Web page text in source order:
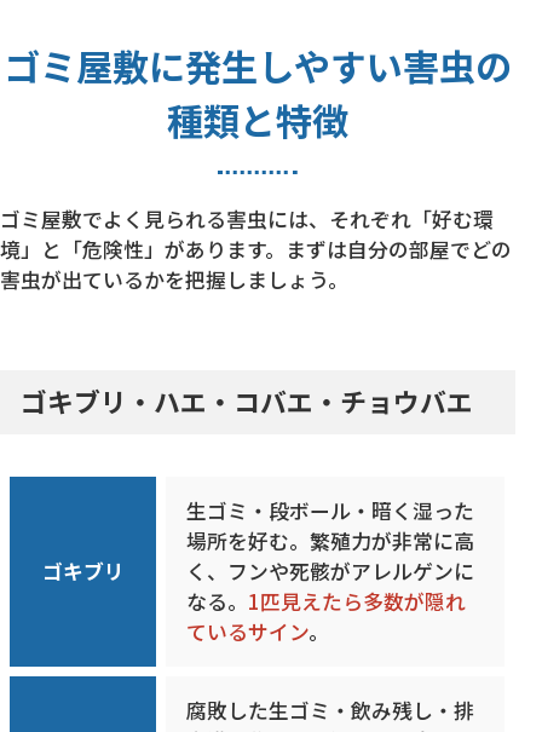
ゴミ屋敷に発生しやすい害虫の
種類と特徴
ゴミ屋敷でよく見られる害虫には、それぞれ「好む環
境」と「危険性」があります。まずは自分の部屋でどの
害虫が出ているかを把握しましょう。
ゴキブリ・ハエ・コバエ・チョウバエ
ゴキブリ
生ゴミ・段ボール・暗く湿った
場所を好む。繁殖力が非常に高
く、フンや死骸がアレルゲンに
なる。 1匹見えたら多数が隠れ
ているサイン。
腐敗した生ゴミ・飲み残し・排